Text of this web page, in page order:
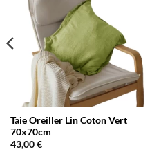
Taie Oreiller Lin Coton Vert
70x70cm
43,00€